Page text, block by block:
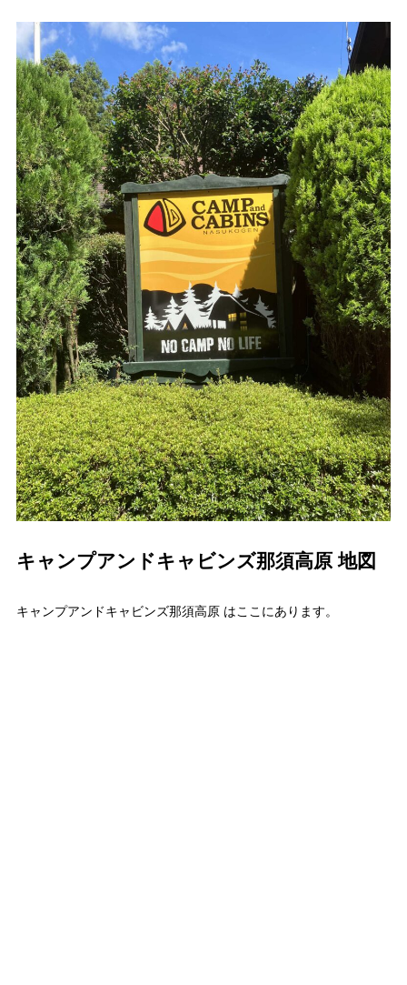
キャンプアンドキャビンズ那須高原 地図
キャンプアンドキャビンズ那須高原 はここにあります。